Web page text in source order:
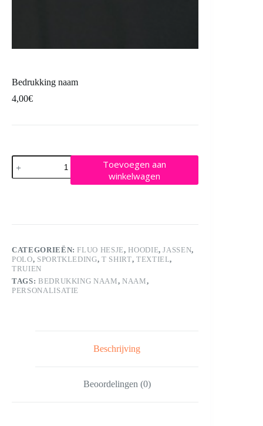
Bedrukking naam
4,00€
Bedrukking
naam
aantal
Toevoegen aan
winkelwagen
CATEGORIEËN:FLUO HESJE,HOODIE,JASSEN,
POLO, SPORTKLEDING,T SHIRT, TEXTIEL,
TRUIEN
TAGS: BEDRUKKING NAAM, NAAM,
PERSONALISATIE
Beschrijving
Beoordelingen (0)